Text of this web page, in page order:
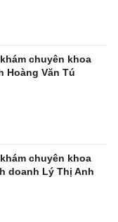
chuyên khoa
Hoàng Văn Tú
chuyên khoa
doanh Lý Thị Anh